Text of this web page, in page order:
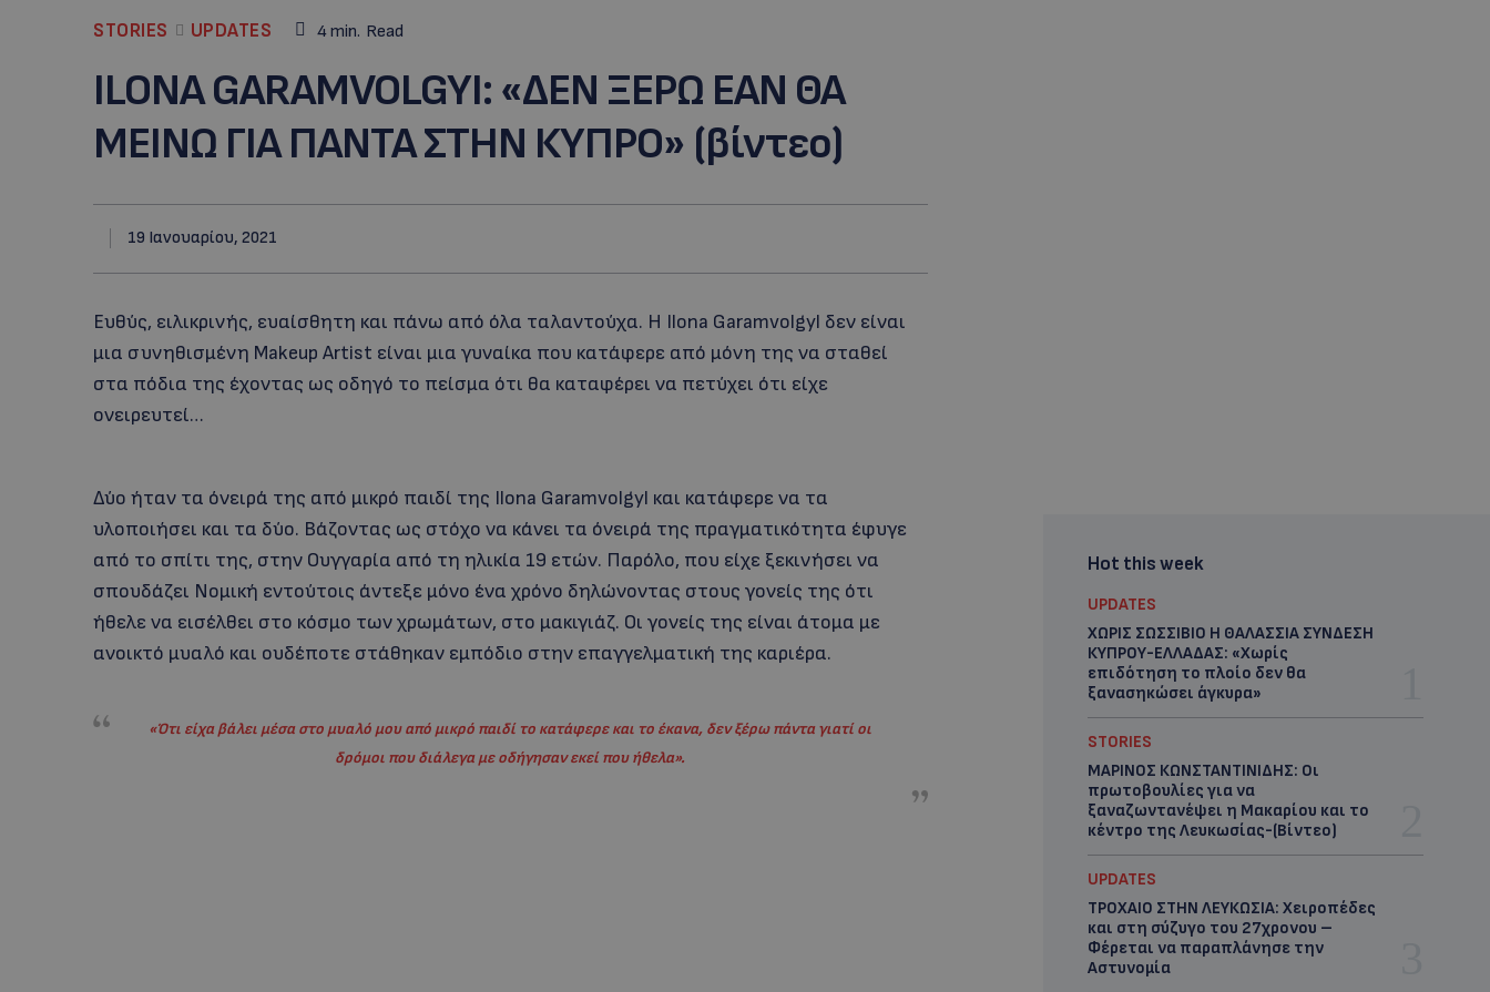
STORIES UPDATES 4min. Read
ΙLONA GARAMVOLGYI: «ΔΕΝ ΞΕΡΩ ΕΑΝ ΘΑ
ΜΕΙΝΩ ΓΙΑ ΠΑΝΤΑ ΣΤΗΝ ΚΥΠΡΟ» (βίντεο)
19 Ιανουαρίου, 2021
Ευθύς, ειλικρινής, ευαίσθητη και πάνω από όλα ταλαντούχα. Η Ilona Garamvolgyl δεν είναι
μια συνηθισμένη Makeup Artist είναι μια γυναίκα που κατάφερε από μόνη της να σταθεί
στα πόδια της έχοντας ως οδηγό το πείσμα ότι θα καταφέρει να πετύχει ότι είχε
ονειρευτεί…
Δύο ήταν τα όνειρά της από μικρό παιδί της Ilona Garamvolgyl και κατάφερε να τα
υλοποιήσει και τα δύο. Βάζοντας ως στόχο να κάνει τα όνειρά της πραγματικότητα έφυγε
από το σπίτι της, στην Ουγγαρία από τη ηλικία 19 ετών. Παρόλο, που είχε ξεκινήσει να
σπουδάζει Νομική εντούτοις άντεξε μόνο ένα χρόνο δηλώνοντας στους γονείς της ότι
ήθελε να εισέλθει στο κόσμο των χρωμάτων, στο μακιγιάζ. Οι γονείς της είναι άτομα με
ανοικτό μυαλό και ουδέποτε στάθηκαν εμπόδιο στην επαγγελματική της καριέρα.
«Ότι είχα βάλει μέσα στο μυαλό μου από μικρό παιδί το κατάφερε και το έκανα, δεν ξέρω πάντα γιατί οι
δρόμοι που διάλεγα με οδήγησανεκεί που ήθελα».
Hot this week
UPDATES
ΧΩΡΙΣ ΣΩΣΣΙΒΙΟ Η ΘΑΛΑΣΣΙΑ ΣΥΝΔΕΣΗ
ΚΥΠΡΟΥ-ΕΛΛΑΔΑΣ: «Χωρίς
επιδότηση το πλοίο δεν θα
ξανασηκώσει άγκυρα»
STORIES
ΜΑΡΙΝΟΣ ΚΩΝΣΤΑΝΤΙΝΙΔΗΣ: Οι
πρωτοβουλίες για να
ξαναζωντανέψει η Μακαρίου και το
κέντρο της Λευκωσίας-(Βίντεο)
UPDATES
ΤΡΟΧΑΙΟ ΣΤΗΝ ΛΕΥΚΩΣΙΑ: Χειροπέδες
και στη σύζυγο του 27χρονου –
Φέρεται να παραπλάνησε την
Αστυνομία